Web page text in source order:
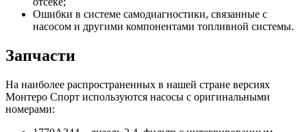
Ошибки в системе самодиагностики, связанные с
насосом и другими компонентами топливной системы.
Запчасти
На наиболее распространенных в нашей стране версиях
Монтеро Спорт используются насосы с оригинальными
номерами: